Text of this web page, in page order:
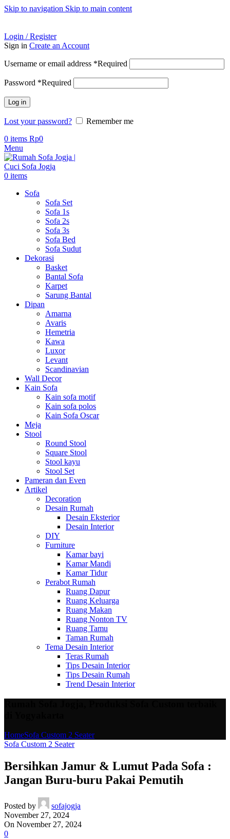
Skip to navigation Skip to main content
Login / Register
Sign in Create an Account
Username or email address *Required
Password *Required
Log in
Lost your password?
Remember me
0 items Rp0
Menu
0 items
Sofa
Sofa Set
Sofa 1s
Sofa 2s
Sofa 3s
Sofa Bed
Sofa Sudut
Dekorasi
Basket
Bantal Sofa
Karpet
Sarung Bantal
Dipan
Amarna
Avaris
Hemetria
Kawa
Luxor
Levant
Scandinavian
Wall Decor
Kain Sofa
Kain sofa motif
Kain sofa polos
Kain Sofa Oscar
Meja
Stool
Round Stool
Square Stool
Stool kayu
Stool Set
Pameran dan Even
Artikel
Decoration
Desain Rumah
Desain Eksterior
Desain Interior
DIY
Furniture
Kamar bayi
Kamar Mandi
Kamar Tidur
Perabot Rumah
Ruang Dapur
Ruang Keluarga
Ruang Makan
Ruang Nonton TV
Ruang Tamu
Taman Rumah
Tema Desain Interior
Teras Rumah
Tips Desain Interior
Tips Desain Rumah
Trend Desain Interior
HomeSofa Custom 2 Seater
Sofa Custom 2 Seater
Bersihkan Jamur & Lumut Pada Sofa :
Jangan Buru-buru Pakai Pemutih
Posted by
sofajogja
November 27, 2024
On November 27, 2024
0